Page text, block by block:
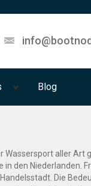
Blog
Wassersport aller Art
in den Niederlanden.
Die